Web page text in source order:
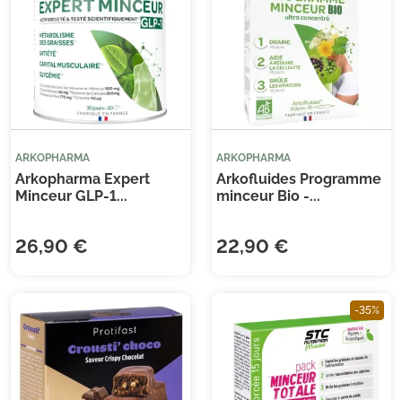
ARKOPHARMA
Arkopharma Expert
Minceur GLP-1...
26,90 €
ARKOPHARMA
Arkofluides Programme
minceur Bio -...
22,90 €
-35%